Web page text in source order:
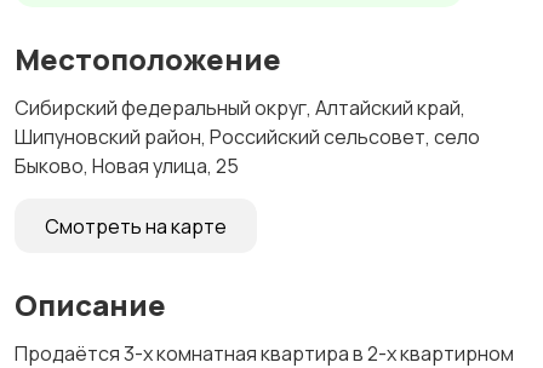
Местоположение
Сибирский федеральный округ, Алтайский край,
Шипуновский район, Российский сельсовет, село
Быково, Новая улица, 25
Смотреть на карте
Описание
Продаётся 3-х комнатная квартира в 2-х квартирном